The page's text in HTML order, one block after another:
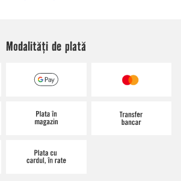
Modalități de plată